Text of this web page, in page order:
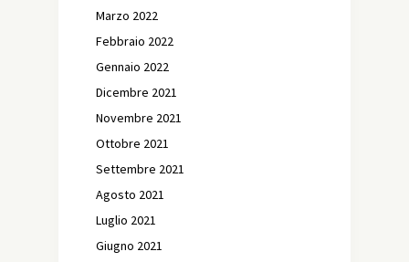
Marzo 2022
Febbraio 2022
Gennaio 2022
Dicembre 2021
Novembre 2021
Ottobre 2021
Settembre 2021
Agosto 2021
Luglio 2021
Giugno 2021